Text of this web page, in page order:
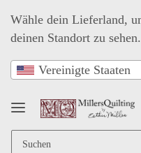
Wähle dein Lieferland,
deinen Standort zu sehen.
Vereinigte Staaten